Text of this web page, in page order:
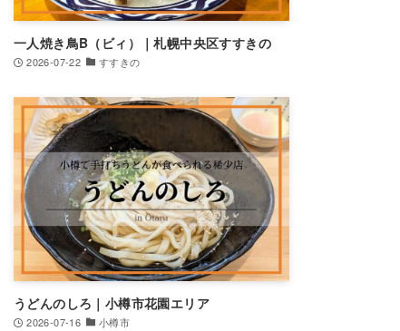
一人焼き鳥B（ビィ）｜札幌中央区すすきの
2026-07-22 すすきの
うどんのしろ｜小樽市花園エリア
2026-07-16 小樽市